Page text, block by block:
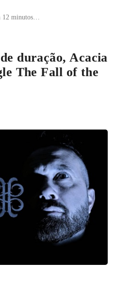
12 minutos…
duração, Acacia
The Fall of the